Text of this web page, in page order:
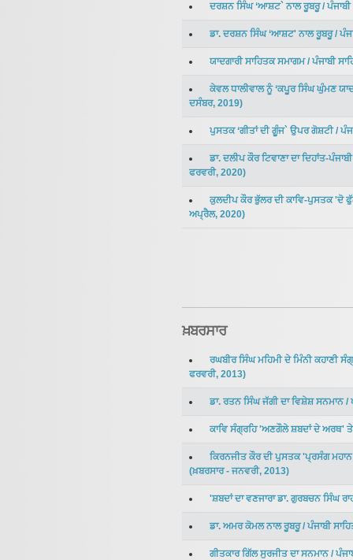
ਦਰਸ਼ਨ ਸਿੰਘ ‘ਆਸ਼ਟ` ਨਾਲ ਰੂਬਰੂ/
ਡਾ. ਦਰਸ਼ਨ ਸਿੰਘ ‘ਆਸ਼ਟ' ਨਾਲ ਰੂਬਰੂ/
ਯਾਦਗਾਰੀ ਸਾਹਿਤਕ ਸਮਾਗਮ/ ਪੰਜਾਬੀ
ਕੇਵਲ ਧਾਲੀਵਾਲ ਨੂੰ ‘ਕਪੂਰ ਸਿੰਘ ਘੁੰਮਣ
ਦਸੰਬਰ, 2019)
ਪੁਸਤਕ ‘ਗੀਤਾਂ ਦੀ ਗੂੰਜ` ਉਪਰ ਗੋਸ਼ਟੀ/
ਡਾ. ਦਲੀਪ ਕੌਰ ਟਿਵਾਣਾ ਦਾ ਦਿਹਾਂਤ-
ਫਰਵਰੀ, 2020)
ਕੁਲਦੀਪ ਕੌਰ ਭੁੱਲਰ ਦੀ ਕਾਵਿ-ਪੁਸਤਕ 'ਦੋ
ਅਪ੍ਰੈਲ, 2020)
ਖ਼ਬਰਸਾਰ
ਰਘਬੀਰ ਸਿੰਘ ਮਹਿਮੀ ਦੇ ਮਿੰਨੀ ਕਹਾਣੀ
ਫਰਵਰੀ, 2013)
ਡਾ. ਰਤਨ ਸਿੰਘ ਜੱਗੀ ਦਾ ਵਿਸ਼ੇਸ਼ ਸਨਮਾਨ/
ਕਾਵਿ ਸੰਗ੍ਰਹਿ 'ਅਣਗੌਲੇ ਸ਼ਬਦਾਂ ਦੇ ਅਰਥ'
ਕਿਰਨਜੀਤ ਕੌਰ ਦੀ ਪੁਸਤਕ 'ਪ੍ਰਸੰਗ ਮਹਾਨ
(ਖ਼ਬਰਸਾਰ- ਜਨਵਰੀ, 2013)
'ਸ਼ਬਦਾਂ ਦਾ ਵਣਜਾਰਾ ਡਾ. ਗੁਰਬਚਨ ਸਿੰਘ
ਡਾ. ਅਮਰ ਕੋਮਲ ਨਾਲ ਰੂਬਰੂ/ ਪੰਜਾਬੀ
ਗੀਤਕਾਰ ਗਿੱਲ ਸੁਰਜੀਤ ਦਾ ਸਨਮਾਨ/